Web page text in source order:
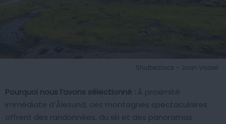
Shutterstock – Joan Vadell
Pourquoi nous l’avons sélectionné : À proximité
immédiate d’Ålesund, ces montagnes spectaculaires
offrent des randonnées, du ski et des panoramas